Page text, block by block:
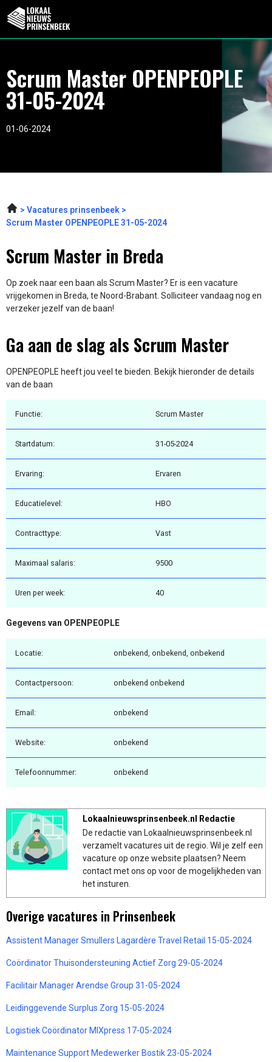
Scrum Master OPENPEOPLE
31-05-2024
01-06-2024
Vacatures prinsenbeek
Scrum Master OPENPEOPLE 31-05-2024
Scrum Master in Breda
Op zoek naar een baan als Scrum Master? Er is een vacature
vrijgekomen in Breda, te Noord-Brabant. Solliciteer vandaag nog en
verzeker jezelf van de baan!
Ga aan de slag als Scrum Master
OPENPEOPLE heeft jou veel te bieden. Bekijk hieronder de details
van de baan
Functie: Scrum Master
Startdatum: 31-05-2024
Ervaring: Ervaren
Educatielevel: HBO
Contracttype: Vast
Maximaal salaris: 9500
Uren per week: 40
Gegevens van OPENPEOPLE
Locatie: onbekend, onbekend, onbekend
Contactpersoon: onbekend onbekend
Email: onbekend
Website: onbekend
Telefoonnummer: onbekend
Lokaalnieuwsprinsenbeek.nl Redactie
De redactie van Lokaalnieuwsprinsenbeek.nl
verzamelt vacatures uit de regio. Wil je zelf een
vacature op onze website plaatsen? Neem
contact met ons op voor de mogelijkheden van
het insturen.
Overige vacatures in Prinsenbeek
Assistent Manager Smullers Lagardère Travel Retail 15-05-2024
Coördinator Thuisondersteuning Actief Zorg 29-05-2024
Facilitair Manager Arendse Group 31-05-2024
Leidinggevende Surplus Zorg 15-05-2024
Logistiek Coördinator MIXpress 17-05-2024
Maintenance Support Medewerker Bostik 23-05-2024